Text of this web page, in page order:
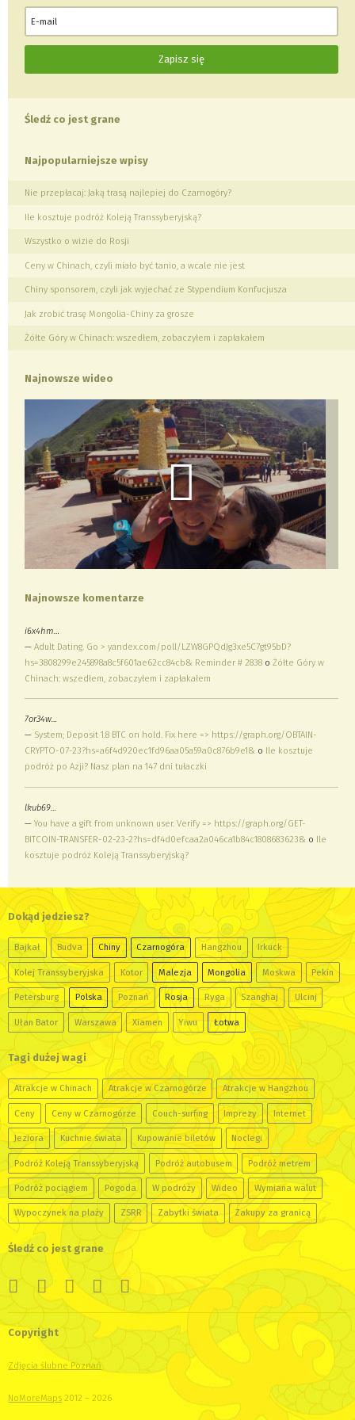
Śledź co jest grane
Najpopularniejsze wpisy
Nie przepłacaj: Jaką trasą najlepiej do Czarnogóry?
Ile kosztuje podróż Koleją Transsyberyjską?
Wszystko o wizie do Rosji
Ceny w Chinach, czyli miało być tanio, a wcale nie jest
Chiny sponsorem, czyli jak wyjechać ze Stypendium Konfucjusza
Jak zrobić trasę Mongolia-Chiny za grosze
Żółte Góry w Chinach: wszedłem, zobaczyłem i zapłakałem
Najnowsze wideo
Najnowsze komentarze
i6x4hm…
—Adult Dating. Go > yandex.com/poll/LZW8GPQdJg3xe5C7gt95bD?
hs=3808299e245898a8c5f601ae62cc84cb& Reminder # 2838 o Żółte Góry w
Chinach: wszedłem, zobaczyłem i zapłakałem
7or34w…
— System; Deposit 1.8 BTC on hold. Fix here => https://graph.org/OBTAIN-
CRYPTO-07-23?hs=a6f4d920ec1fd96aa05a59a0c876b9e1& o Ile kosztuje
podróż po Azji? Nasz plan na 147 dni tułaczki
lkub69…
—You have a gift from unknown user. Verify => https://graph.org/GET-
BITCOIN-TRANSFER-02-23-2?hs=df4d0efcaa2a046ca1b84c1808683623& o Ile
kosztuje podróż Koleją Transsyberyjską?
Dokąd jedziesz?
Bajkał Budva Chiny Czarnogóra Hangzhou Irkuck
Kolej Transsyberyjska Kotor Malezja Mongolia Moskwa Pekin
Petersburg Polska Poznań Rosja Ryga Szanghaj Ulcinj
Ułan Bator Warszawa Xiamen Yiwu Łotwa
Tagi dużej wagi
Atrakcje w Chinach Atrakcje w Czarnogórze Atrakcje w Hangzhou
Ceny Ceny w Czarnogórze Couch-surfing Imprezy Internet
Jeziora Kuchnie świata Kupowanie biletów Noclegi
Podróż Koleją Transsyberyjską Podróż autobusem Podróż metrem
Podróż pociągiem Pogoda W podróży Wideo Wymiana walut
Wypoczynek na plaży ZSRR Zabytki świata Zakupy za granicą
Śledź co jest grane
Copyright
Zdjęcia ślubne Poznań
NoMoreMaps 2012 – 2026